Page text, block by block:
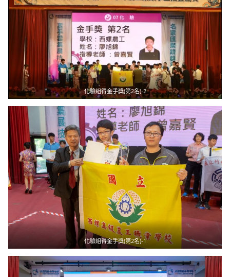
化驗組得金手獎(第2名)-2
化驗組得金手獎(第2名)-1